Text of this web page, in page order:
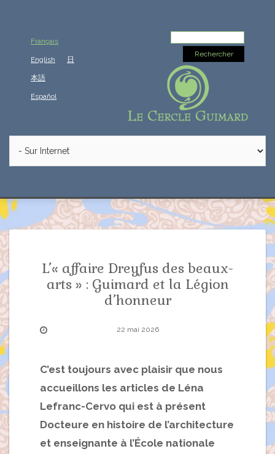
Français
English 日
本語
Español
L’« affaire Dreyfus des beaux-
arts » : Guimard et la Légion
d’honneur
22 mai 2026
C’est toujours avec plaisir que nous
accueillons les articles de Léna
Lefranc-Cervo qui est à présent
Docteure en histoire de l’architecture
et enseignante à l’École nationale